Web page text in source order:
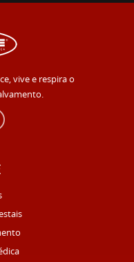
vive e respira o